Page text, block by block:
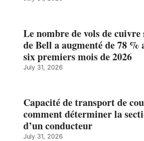
Le nombre de vols de cuivre
de Bell a augmenté de 78 %
six premiers mois de 2026
July 31, 2026
Capacité de transport de
comment déterminer la
d’un conducteur
July 31, 2026